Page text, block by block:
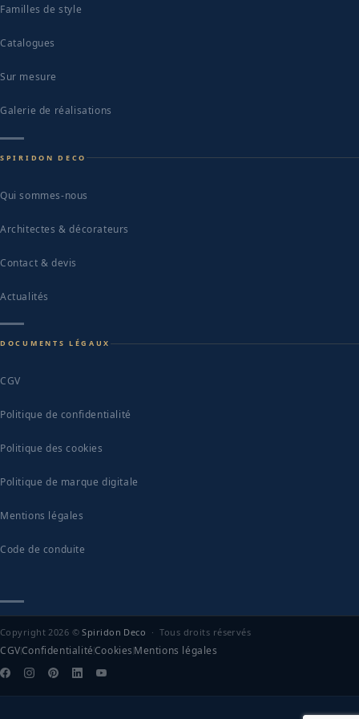
Familles de style
Catalogues
Sur mesure
Galerie de réalisations
SPIRIDON DECO
Qui sommes-nous
Architectes & décorateurs
Contact & devis
Actualités
DOCUMENTS LÉGAUX
CGV
Politique de confidentialité
Politique des cookies
Politique de marque digitale
Mentions légales
Code de conduite
Copyright 2026 ©Spiridon Deco · Tous droits réservés
CGVConfidentialitéCookiesMentions légales